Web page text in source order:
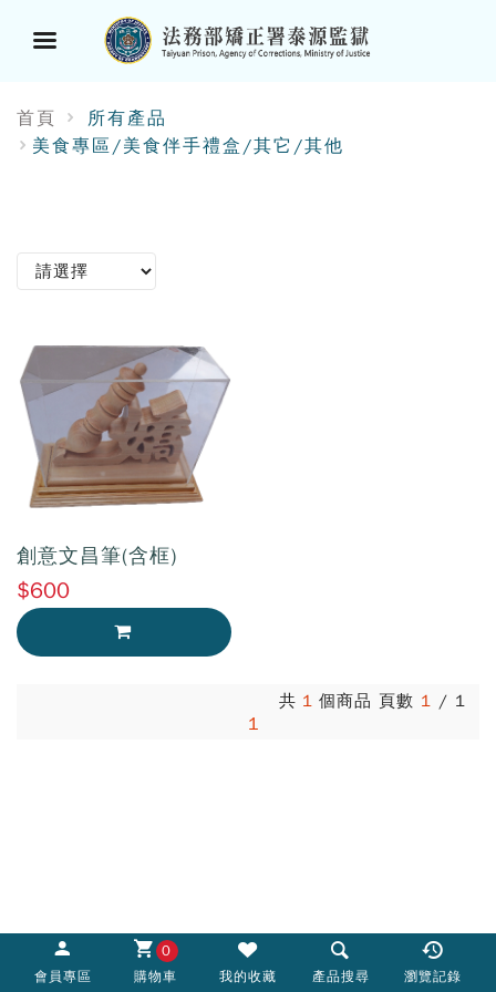
單
首頁
所有產品
美食專區/美食伴手禮盒/其它/其他
創意文昌筆(含框)
$600
1
共 1 個商品 頁數 1 / 1
會員專區
0
購物車 我的收藏 產品搜尋 瀏覽記錄